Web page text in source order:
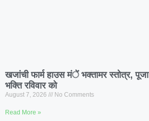
खजांची फार्म हाउस मंें भक्तामर स्तोत्र, पूजा
भक्ति रविवार को
August 7, 2026 No Comments
Read More »